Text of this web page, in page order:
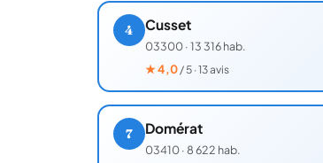
4 Cusset
03300·13 316 hab.
★4,0/ 5 · 13 avis
7 Domérat
03410·8 622 hab.